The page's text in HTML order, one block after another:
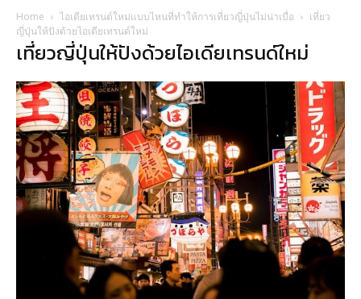
Home ไอเดียเทรนด์ใหม่แบบไหนที่ทำให้การเที่ยวญี่ปุ่นไม่น่าเบื่อ
เที่ยว
ญี่ปุ่นให้ปังด้วยไอเดียเทรนด์ใหม่
เที่ยวญี่ปุ่นให้ปังด้วยไอเดียเทรนด์ใหม่